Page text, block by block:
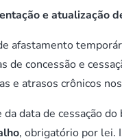
e atualização
afastamento
de concessão e
e atrasos crônicos
data de cessação
, obrigatório por lei.